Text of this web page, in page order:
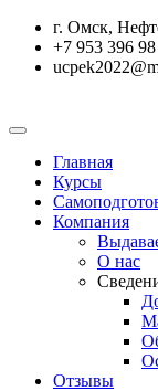
Перейти
содержимому
г. Омск,
+7 953 396
Главная
Курсы
Компания
О нас
Отзывы